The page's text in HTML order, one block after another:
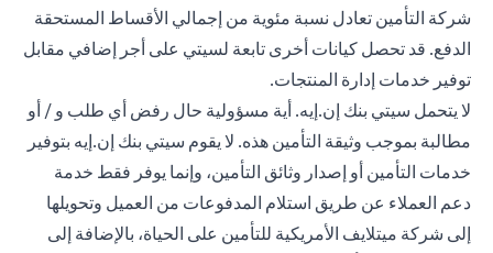
شركة التأمين تعادل نسبة مئوية من إجمالي الأقساط المستحقة
الدفع. قد تحصل كيانات أخرى تابعة لسيتي على أجر إضافي مقابل
توفير خدمات إدارة المنتجات.
لا يتحمل سيتي بنك إن.إيه. أية مسؤولية حال رفض أي طلب و / أو
مطالبة بموجب وثيقة التأمين هذه. لا يقوم سيتي بنك إن.إيه بتوفير
خدمات التأمين أو إصدار وثائق التأمين، وإنما يوفر فقط خدمة
دعم العملاء عن طريق استلام المدفوعات من العميل وتحويلها
إلى شركة ميتلايف الأمريكية للتأمين على الحياة، بالإضافة إلى